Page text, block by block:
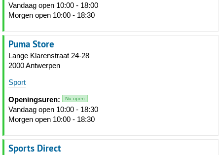
Vandaag open 10:00 - 18:00
Morgen open 10:00 - 18:30
Puma Store
Lange Klarenstraat 24-28
2000 Antwerpen
Sport
Openingsuren: Nu open
Vandaag open 10:00 - 18:30
Morgen open 10:00 - 18:30
Sports Direct